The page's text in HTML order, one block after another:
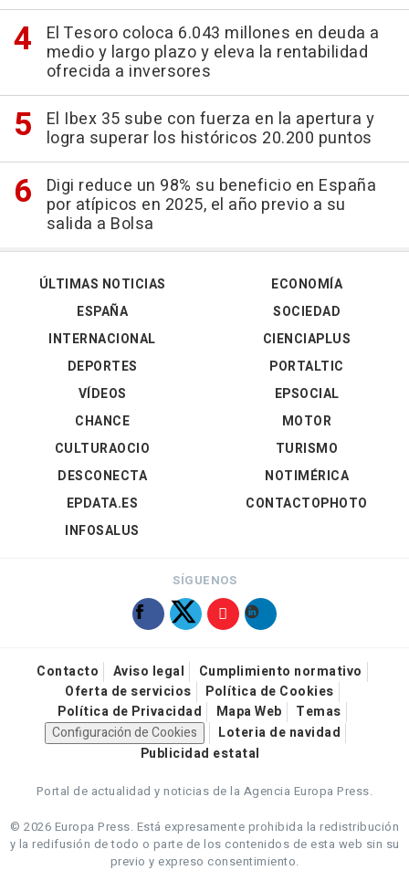
El Tesoro coloca 6.043 millones en deuda a
medio y largo plazo y eleva la rentabilidad
ofrecida a inversores
El Ibex 35 sube con fuerza en la apertura y
logra superar los históricos 20.200 puntos
Digi reduce un 98% su beneficio en España
por atípicos en 2025, el año previo a su
salida a Bolsa
ÚLTIMAS NOTICIAS
ESPAÑA
INTERNACIONAL
DEPORTES
VÍDEOS
ECONOMÍA
SOCIEDAD
CIENCIAPLUS
PORTALTIC
EPSOCIAL
CHANCE
CULTURAOCIO
DESCONECTA
EPDATA.ES
INFOSALUS
MOTOR
TURISMO
NOTIMÉRICA
CONTACTOPHOTO
SÍGUENOS
Contacto Aviso legal
Cumplimiento normativo
Oferta de servicios
Política de Cookies
Política de Privacidad
Mapa Web
Temas
Configuración de Cookies
Loteria de navidad
Publicidad estatal
Portal de actualidad y noticias de la Agencia Europa Press.
© 2026 Europa Press. Está expresamente prohibida la redistribución
y la redifusión de todo o parte de los contenidos de esta web sin su
previo y expreso consentimiento.